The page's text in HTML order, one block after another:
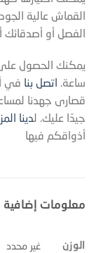
القماش عالية
الفصل أو
ساعة. اتصل بنا في
قصارى جهدنا
جيدًا عليك. لدينا
أذواقكم فيها
معلومات إضافية
الوزن غير محدد